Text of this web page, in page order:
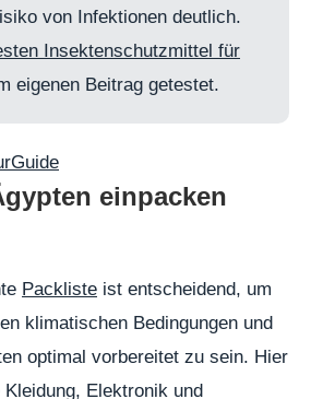
von Infektionen deutlich.
Insektenschutzmittel für
eigenen Beitrag getestet.
einpacken
Packliste ist entscheidend, um
klimatischen Bedingungen und
optimal vorbereitet zu sein. Hier
Elektronik und